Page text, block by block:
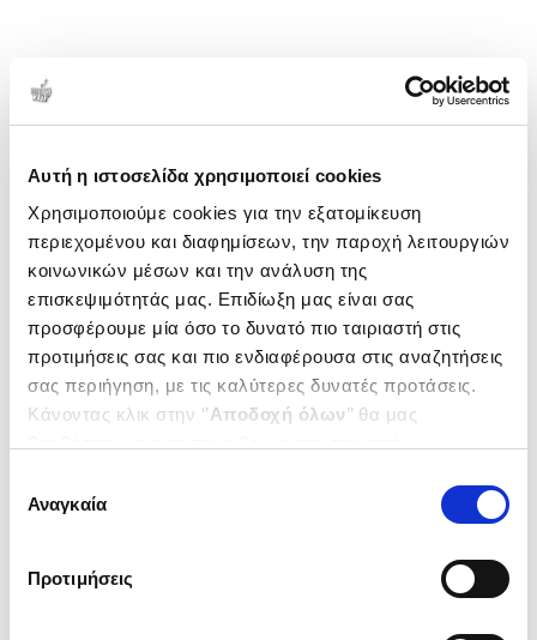
Αυτή η ιστοσελίδα χρησιμοποιεί cookies
Χρησιμοποιούμε cookies για την εξατομίκευση
περιεχομένου και διαφημίσεων, την παροχή λειτουργιών
κοινωνικών μέσων και την ανάλυση της
επισκεψιμότητάς μας. Επιδίωξη μας είναι σας
προσφέρουμε μία όσο το δυνατό πιο ταιριαστή στις
προτιμήσεις σας και πιο ενδιαφέρουσα στις αναζητήσεις
σας περιήγηση, με τις καλύτερες δυνατές προτάσεις.
Κάνοντας κλικ στην ‘’Αποδοχή όλων’’ θα μας
ενδιαφέρουν και να επιλέξετε από τα παρακάτω με την
΄΄και να ενημερωθείτε σχετικά με
συγκατάθεσης
Αναγκαία
Προτιμήσεις